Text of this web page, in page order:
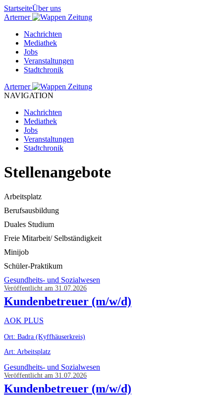
StartseiteÜber uns
Arterner
Zeitung
Nachrichten
Mediathek
Jobs
Veranstaltungen
Stadtchronik
Arterner
Zeitung
NAVIGATION
Nachrichten
Mediathek
Jobs
Veranstaltungen
Stadtchronik
Stellenangebote
Arbeitsplatz
Berufsausbildung
Duales Studium
Freie Mitarbeit/ Selbständigkeit
Minijob
Schüler-Praktikum
Gesundheits- und Sozialwesen
Veröffentlicht am 31.07.2026
Kundenbetreuer (m/w/d)
AOK PLUS
Ort: Badra (Kyffhäuserkreis)
Art: Arbeitsplatz
Gesundheits- und Sozialwesen
Veröffentlicht am 31.07.2026
Kundenbetreuer (m/w/d)